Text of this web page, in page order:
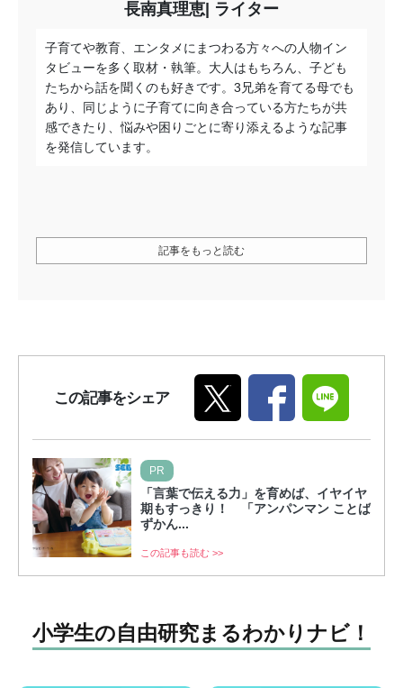
長南真理恵 ライター
子育てや教育、エンタメにまつわる方々への人物イン
タビューを多く取材・執筆。大人はもちろん、子ども
たちから話を聞くのも好きです。3兄弟を育てる母でも
あり、同じように子育てに向き合っている方たちが共
感できたり、悩みや困りごとに寄り添えるような記事
を発信しています。
記事をもっと読む
この記事をシェア
PR
「言葉で伝える力」を育めば、イヤイヤ
期もすっきり！ 「アンパンマン ことば
ずかん...
この記事も読む >>
小学生の自由研究まるわかりナビ！